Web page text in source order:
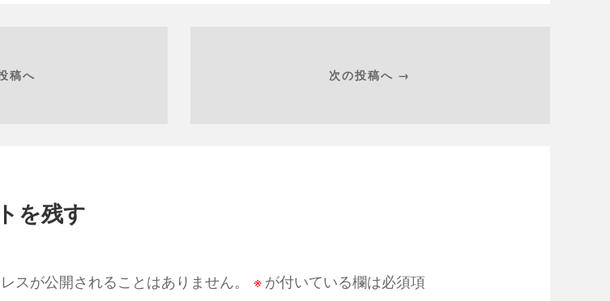
稿へ 次の投稿へ →
を残す
スが公開されることはありません。 ※ が付いている欄は必須項